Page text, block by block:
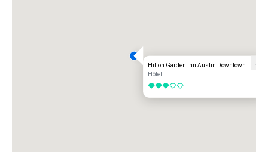
Hilton Garden Inn Austin Downtown
Hôtel
3 sur 5